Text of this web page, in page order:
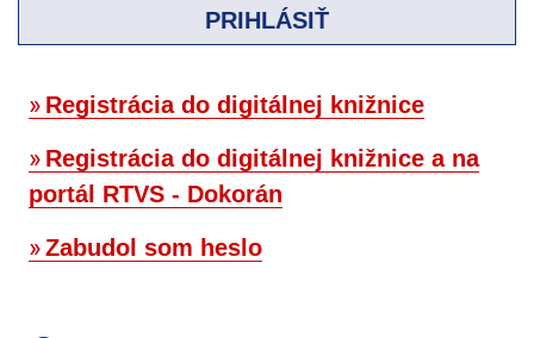
PRIHLÁSIŤ
Registrácia do digitálnej knižnice
Registrácia do digitálnej knižnice a na
portál RTVS - Dokorán
Zabudol som heslo